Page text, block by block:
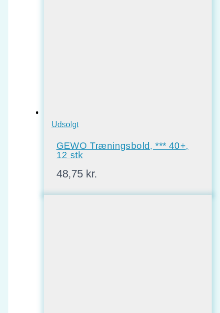
Udsolgt
GEWO Træningsbold, *** 40+,
12 stk
48,75 kr.